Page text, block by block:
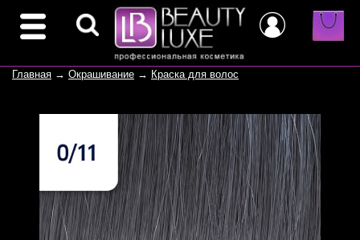
Главная → Окрашивание → Краска для волос